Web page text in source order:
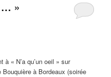
… »
« N’a qu’un oeil » sur
Bouquière à Bordeaux (soirée